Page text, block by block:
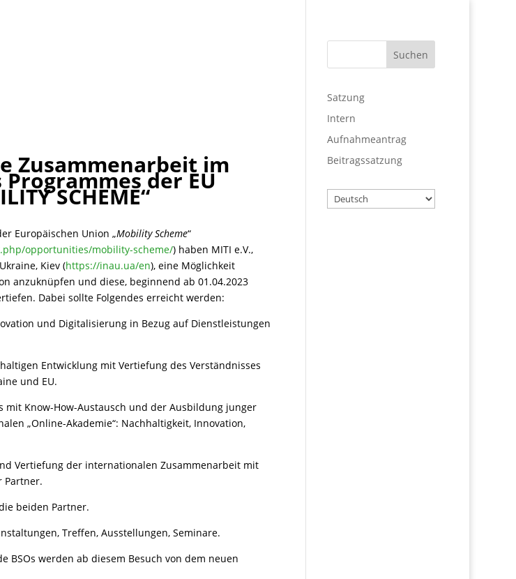
Zusammenarbeit im
Programmes der EU
SCHEME“
Europäischen Union „Mobility Scheme“
opportunities/mobility-scheme/) haben MITI e.V.,
Kiev (https://inau.ua/en), eine Möglichkeit
anzuknüpfen und diese, beginnend ab 01.04.2023
Dabei sollte Folgendes erreicht werden:
und Digitalisierung in Bezug auf Dienstleistungen
Entwicklung mit Vertiefung des Verständnisses
und EU.
mit Know-How-Austausch und der Ausbildung junger
„Online-Akademie“: Nachhaltigkeit, Innovation,
Vertiefung der internationalen Zusammenarbeit mit
Partner.
beiden Partner.
Treffen, Ausstellungen, Seminare.
werden ab diesem Besuch von dem neuen
Satzung
Intern
Aufnahmeantrag
Beitragssatzung
Wählen
Sie